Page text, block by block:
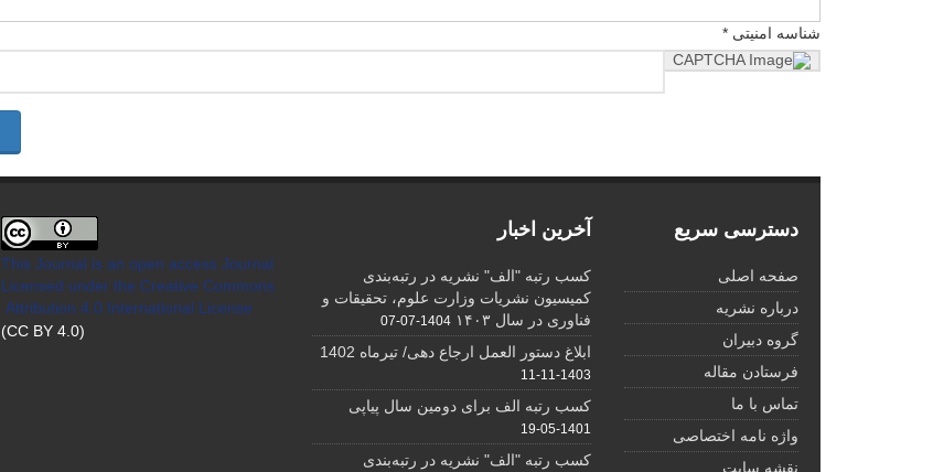
شناسه امنیتی *
دسترسی سریع
صفحه اصلی
درباره نشریه
گروه دبیران
فرستادن مقاله
تماس با ما
واژه نامه اختصاصی
نقشه سایت
آخرین اخبار
کسب رتبه "الف" نشریه در رتبه‌بندی
کمیسیون نشریات وزارت علوم، تحقیقات و
فناوری در سال ۱۴۰۳
1404-07-07
ابلاغ دستور العمل ارجاع دهی/ تیرماه 1402
1403-11-11
کسب رتبه الف برای دومین سال پیاپی
1401-05-19
کسب رتبه "الف" نشریه در رتبه‌بندی
This Journal is an open access Journal
Licensed under the Creative Commons
Attribution 4.0 International License
(CC BY 4.0)